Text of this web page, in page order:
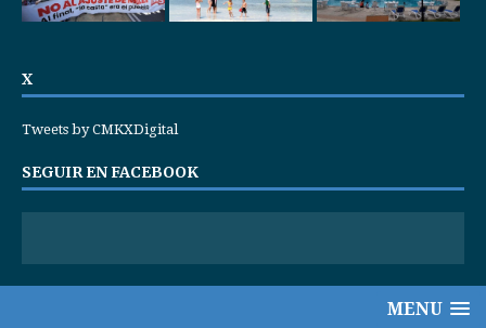
X
Tweets by CMKXDigital
SEGUIR EN FACEBOOK
MENU